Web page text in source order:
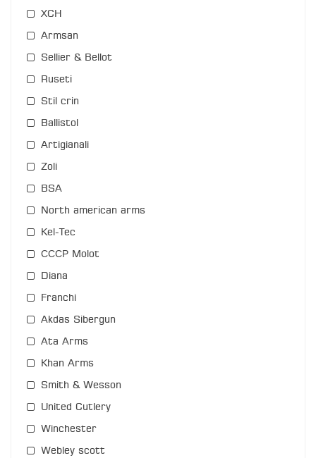
XCH
Armsan
Sellier & Bellot
Ruseti
Stil crin
Ballistol
Artigianali
Zoli
BSA
North american arms
Kel-Tec
СССР Molot
Diana
Franchi
Akdas Sibergun
Ata Arms
Khan Arms
Smith & Wesson
United Cutlery
Winchester
Webley scott